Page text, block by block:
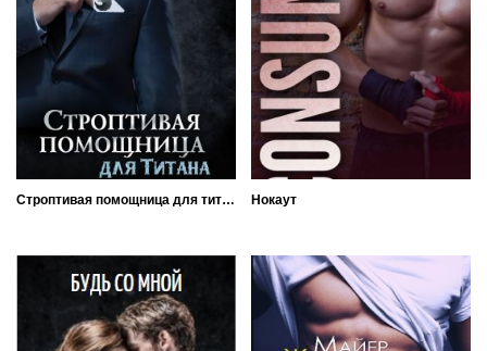
Строптивая помощница для титана Нокаут